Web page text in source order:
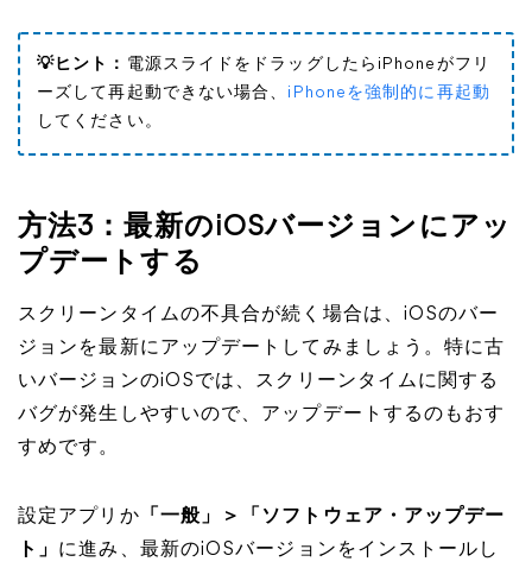
💡ヒント： 電源スライドをドラッグしたらiPhoneがフリ
ーズして再起動できない場合、 iPhoneを強制的に再起動
してください。
方法3：最新のiOSバージョンにアッ
プデートする
スクリーンタイムの不具合が続く場合は、iOSのバー
ジョンを最新にアップデートしてみましょう。特に古
いバージョンのiOSでは、スクリーンタイムに関する
バグが発生しやすいので、アップデートするのもおす
すめです。
設定アプリか 「一般」＞「ソフトウェア・アップデー
ト」 に進み、最新のiOSバージョンをインストールし